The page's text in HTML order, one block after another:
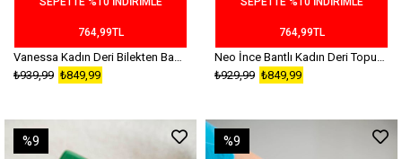
764,99TL
Vanessa Kadın Deri Bilekten Bağlamalı Topuklu Ayakkabı Saks Mavi
₺849,99
₺939,99
764,99TL
Neo İnce Bantlı Kadın Deri Topuklu Sandalet Fuşya
₺849,99
₺929,99
%9 %9